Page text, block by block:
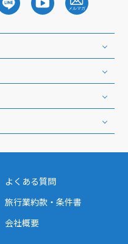
よくある質問
旅行業約款・条件書
会社概要